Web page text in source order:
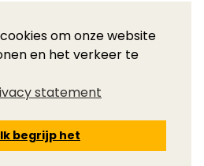
om onze website
en het verkeer te
statement
Ik begrijp het